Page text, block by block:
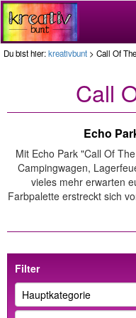
Du bist hier:kreativbunt > Call Of
Call
Echo
Mit Echo Park "Call Of
Campingwagen,
vieles mehr erwarten
Farbpalette erstreckt sich
Filter